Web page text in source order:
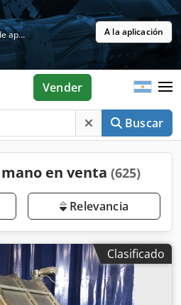
Gratis en la tienda de aplicaciones A la aplicación
Buscar
Vender
en venta (625)
Relevancia
Clasificado